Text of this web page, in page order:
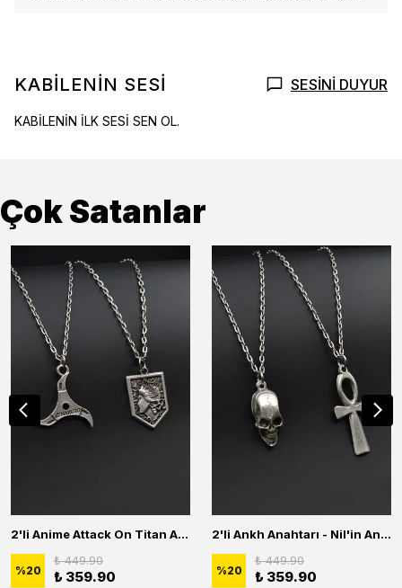
KABİLENİN SESİ SESİNİ DUYUR
KABİLENİN İLK SESİ SEN OL.
Çok Satanlar
2'li Anime Attack On Titan Acrylic Maria Anime Naruto Erkek Kadın Kolye Seti
%20
₺ 449.90
₺ 359.90
2'li Ankh Anahtarı - Nil'in Anahtarı - Kuru Kafa Erkek Kadın Kolye Seti
%20
₺ 449.90
₺ 359.90